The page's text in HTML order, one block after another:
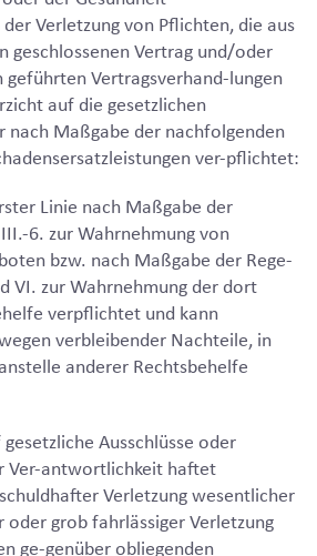
Verletzung von Pflichten, die aus
geschlossenen Vertrag und/oder
geführten Vertragsverhand-lungen
auf die gesetzlichen
nach Maßgabe der nachfolgenden
ver-pflichtet:
Linie nach Maßgabe der
6. zur Wahrnehmung von
bzw. nach Maßgabe der Rege-
VI. zur Wahrnehmung der dort
verpflichtet und kann
verbleibender Nachteile, in
anderer Rechtsbehelfe
Ausschlüsse oder
Ver-antwortlichkeit haftet
Verletzung wesentlicher
oder grob fahrlässiger Verletzung
ge-genüber obliegenden